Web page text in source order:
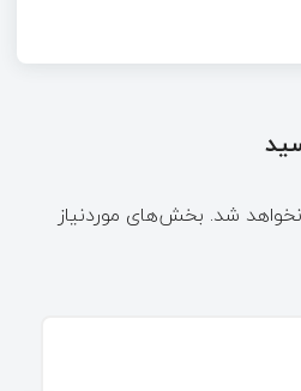
شد. بخش‌های موردنیاز